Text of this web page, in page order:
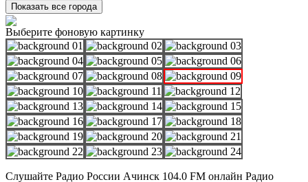
Показать все города
Выберите фоновую картинку
Слушайте Радио России Ачинск 104.0 FM онлайн Радио